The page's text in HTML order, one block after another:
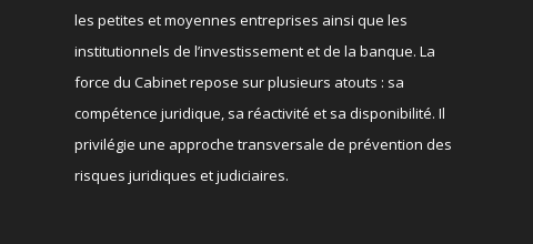
les petites et moyennes entreprises ainsi que les
institutionnels de l’investissement et de la banque. La
force du Cabinet repose sur plusieurs atouts : sa
compétence juridique, sa réactivité et sa disponibilité. Il
privilégie une approche transversale de prévention des
risques juridiques et judiciaires.